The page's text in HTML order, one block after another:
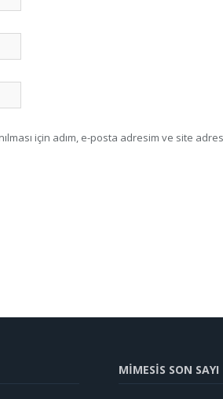
için adım, e-posta adresim ve site
MİMESİS SON SAYI